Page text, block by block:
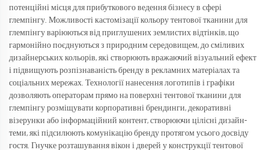
потенційні місця для прибуткового ведення бізнесу в сфері
глемпінгу. Можливості кастомізації кольору тентової тканини для
глемпінгу варіюються від приглушених землистих відтінків, що
гармонійно поєднуються з природним середовищем, до сміливих
дизайнерських кольорів, які створюють вражаючий візуальний ефект
і підвищують розпізнаваність бренду в рекламних матеріалах та
соціальних мережах. Технології нанесення логотипів і графіки
дозволяють операторам прямо на поверхні тентової тканини для
глемпінгу розміщувати корпоративні брендинги, декоративні
візерунки або інформаційний контент, створюючи цілісні дизайн-
теми, які підсилюють комунікацію бренду протягом усього досвіду
гостя. Гнучке розташування вікон і дверей у конструкції тентової